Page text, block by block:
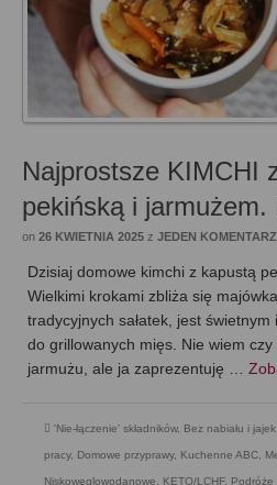
Najprostsze KIMCHI
pekińską i jarmużem.
on 26 KWIETNIA 2025 z JEDEN KOMENTARZ
Dzisiaj domowe kimchi z kapustą
Wielkimi krokami zbliża się
tradycyjnych sałatek, jest
do grillowanych mięs. Nie wiem
jarmużu, ale ja zaprezentuję …
'Nie-łączenie' składników, Bez nabiału i jajek
pracy, Domowe przyprawy, Kuchenne ABC,
Niskowęglowodanowe, KETO/LCHF, Podróże